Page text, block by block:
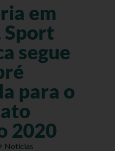
em
Sport
segue
para o
2020
Notícias